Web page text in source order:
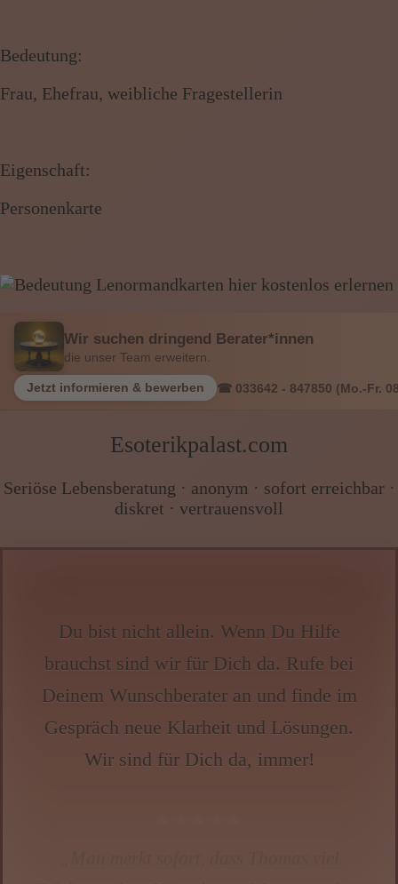
Tarotkarten
Menü: Beraterübersicht Kategorien
Menü: Beraterübersicht von A bis Z
Bedeutung:
Frau, Ehefrau, weibliche Fragestellerin
Eigenschaft:
Personenkarte
Wir suchen dringend Berater*innen
die unser Team erweitern.
Jetzt informieren & bewerben ☎ 033642 - 847850 (Mo.-Fr.
Esoterikpalast.com
Seriöse Lebensberatung · anonym · sofort erreichbar ·
diskret · vertrauensvoll
Du bist nicht allein. Wenn Du Hilfe
brauchst sind wir für Dich da. Rufe bei
Deinem Wunschberater an und finde im
Gespräch neue Klarheit und Lösungen.
Wir sind für Dich da, immer!